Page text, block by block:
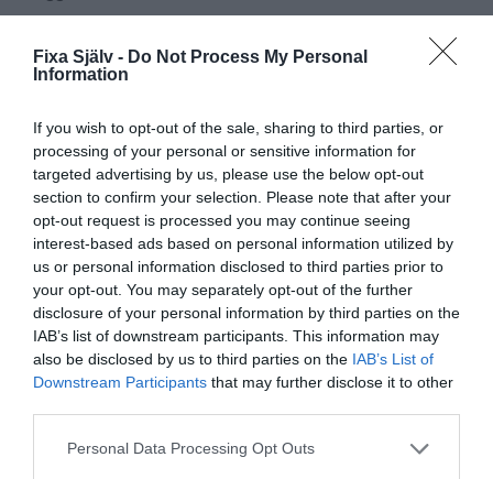
Fixa Själv - Do Not Process My Personal
Information
If you wish to opt-out of the sale, sharing to third parties, or
processing of your personal or sensitive information for
targeted advertising by us, please use the below opt-out
section to confirm your selection. Please note that after your
opt-out request is processed you may continue seeing
interest-based ads based on personal information utilized by
us or personal information disclosed to third parties prior to
your opt-out. You may separately opt-out of the further
disclosure of your personal information by third parties on the
IAB’s list of downstream participants. This information may
also be disclosed by us to third parties on the IAB’s List of
Downstream Participants that may further disclose it to other
Personal Data Processing Opt Outs
För att följa Fixasjalv på Instagram:
Dela:
Facebook Pinterest Twitter